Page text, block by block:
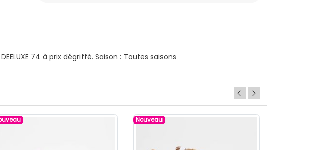
74 à prix dégriffé. Saison : Toutes saisons
Nouveau